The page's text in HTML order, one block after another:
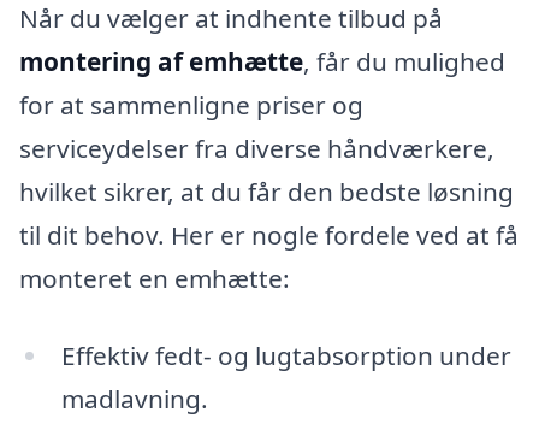
Når du vælger at indhente tilbud på
montering af emhætte, får du mulighed
for at sammenligne priser og
serviceydelser fra diverse håndværkere,
hvilket sikrer, at du får den bedste løsning
til dit behov. Her er nogle fordele ved at få
monteret en emhætte:
Effektiv fedt- og lugtabsorption under
madlavning.